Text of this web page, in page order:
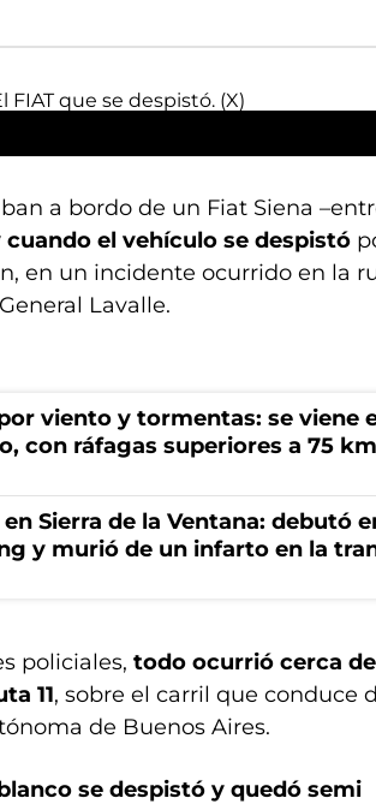
a bordo de un Fiat Siena
el vehículo se despistó
en un incidente ocurrido en la
Lavalle.
viento y tormentas: se viene
con ráfagas superiores a 75
Sierra de la Ventana: debutó
y murió de un infarto en la
policiales, todo ocurrió cerca
11, sobre el carril que conduce
de Buenos Aires.
se despistó y quedó semi